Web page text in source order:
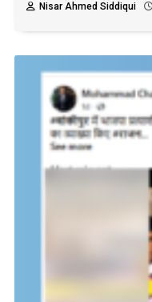
Nisar Ahmed Siddiqui